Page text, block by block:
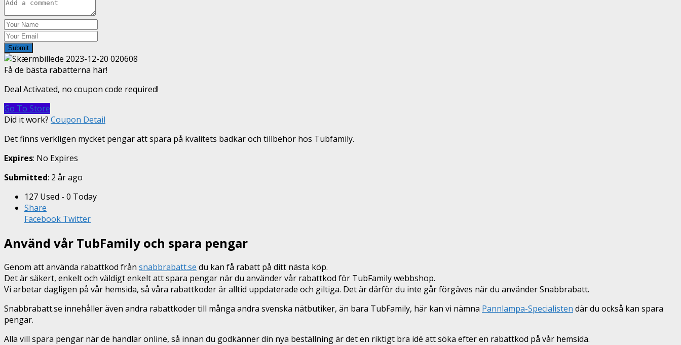
Submit
Få de bästa rabatterna här!
Deal Activated, no coupon code required!
Go To Store
Did it work? Coupon Detail
Det finns verkligen mycket pengar att spara på kvalitets badkar och tillbehör hos Tubfamily.
Expires: No Expires
Submitted: 2 år ago
127 Used - 0 Today
Share
Facebook Twitter
Använd vår TubFamily och spara pengar
Genom att använda rabattkod från snabbrabatt.se du kan få rabatt på ditt nästa köp.
Det är säkert, enkelt och väldigt enkelt att spara pengar när du använder vår rabattkod för TubFamily webbshop.
Vi arbetar dagligen på vår hemsida, så våra rabattkoder är alltid uppdaterade och giltiga. Det är därför du inte går förgäves när du använder Snabbrabatt.
Snabbrabatt.se innehåller även andra rabattkoder till många andra svenska nätbutiker, än bara TubFamily, här kan vi nämna Pannlampa-Specialisten där du också kan spara
pengar.
Alla vill spara pengar när de handlar online, så innan du godkänner din nya beställning är det en riktigt bra idé att söka efter en rabattkod på vår hemsida.